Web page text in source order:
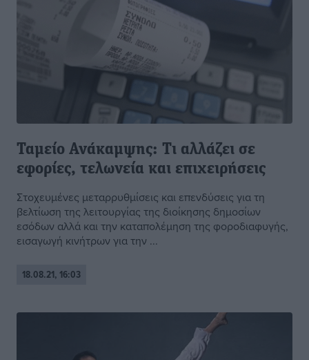
Ταμείο Ανάκαμψης: Τι αλλάζει σε
εφορίες, τελωνεία και επιχειρήσεις
Στοχευμένες μεταρρυθμίσεις και επενδύσεις για τη
βελτίωση της λειτουργίας της διοίκησης δημοσίων
εσόδων αλλά και την καταπολέμηση της φοροδιαφυγής,
εισαγωγή κινήτρων για την ...
18.08.21, 16:03